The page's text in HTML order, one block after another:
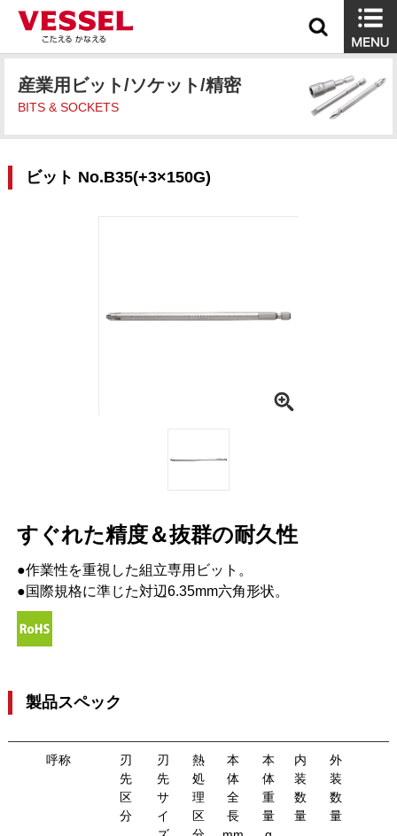
産業用ビット/ソケット/精密
BITS & SOCKETS
ビット No.B35(+3×150G)
すぐれた精度＆抜群の耐久性
●作業性を重視した組立専用ビット。
●国際規格に準じた対辺6.35mm六角形状。
製品スペック
呼称
刃
先
区
分
刃
先
サ
イ
熱
処
理
区
本
体
全
長
本
体
重
量
内
装
数
量
外
装
数
量